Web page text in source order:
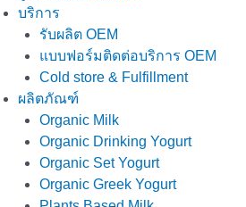
บริการ
รับผลิต OEM
แบบฟอร์มติดต่อบริการ OEM
Cold store & Fulfillment
ผลิตภัณฑ์
Organic Milk
Organic Drinking Yogurt
Organic Set Yogurt
Organic Greek Yogurt